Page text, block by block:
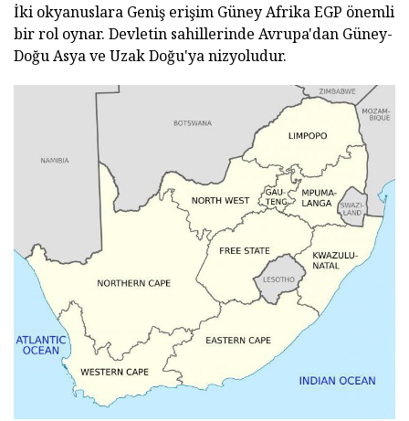
İki okyanuslara Geniş erişim Güney Afrika EGP önemli
bir rol oynar. Devletin sahillerinde Avrupa'dan Güney-
Doğu Asya ve Uzak Doğu'ya nizyoludur.